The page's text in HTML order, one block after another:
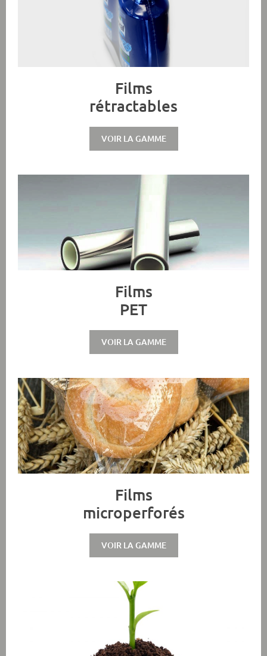
Films
rétractables
VOIR LA GAMME
Films
PET
VOIR LA GAMME
Films
microperforés
VOIR LA GAMME